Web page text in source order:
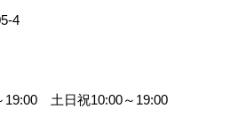
4
19:00 土日祝10:00～19:00